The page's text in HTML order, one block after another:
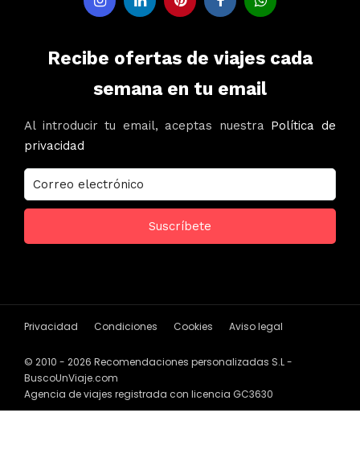
Recibe ofertas de viajes cada
semana en tu email
Al introducir tu email, aceptas nuestra Política de
privacidad
Privacidad Condiciones Cookies Aviso legal
© 2010 - 2026 Recomendaciones personalizadas S.L -
BuscoUnViaje.com
Agencia de viajes registrada con licencia GC3630